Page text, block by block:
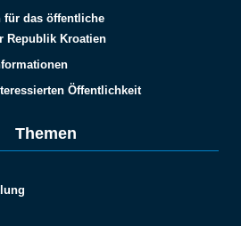
für das öffentliche
Republik Kroatien
Öffentlichkeit
Themen